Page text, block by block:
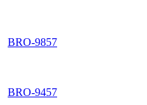
BRO-9857
BRO-9457